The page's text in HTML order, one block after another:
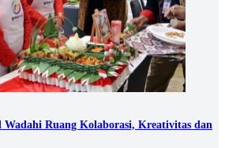
Wadahi Ruang Kolaborasi, Kreativitas dan